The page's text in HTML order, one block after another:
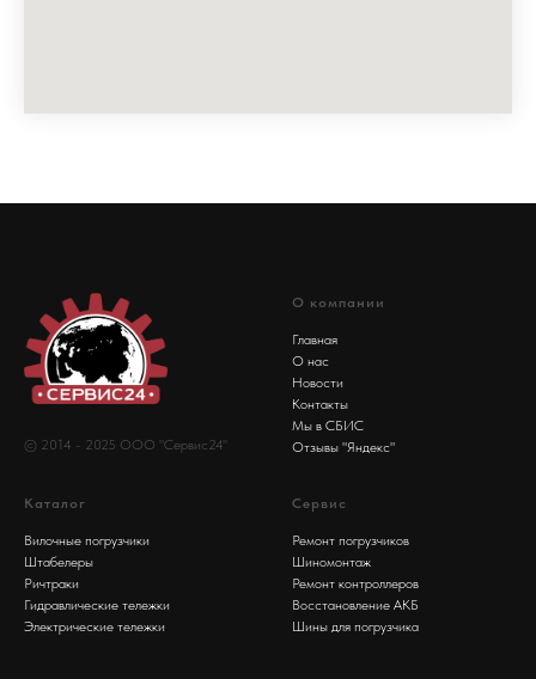
© 2014 - 2025 ООО "Сервис24"
О компании
Главная
О нас
Новости
Контакты
Мы в СБИС
Отзывы "Яндекс"
Каталог
Вилочные погрузчики
Штабелеры
Ричтраки
Гидравлические тележки
Электрические тележки
Сервис
Ремонт погрузчиков
Шиномонтаж
Ремонт контроллеров
Восстановление АКБ
Шины для погрузчика